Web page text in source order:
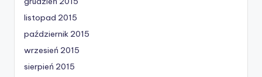
listopad 2015
październik 2015
wrzesień 2015
sierpień 2015